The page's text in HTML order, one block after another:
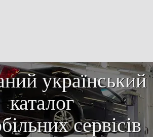
український
каталог
сервісів